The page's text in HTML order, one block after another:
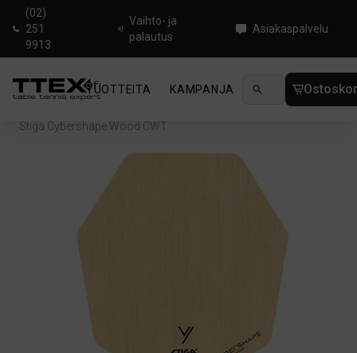
(02)
251
9913
Vaihto- ja
palautus
Asiakaspalvelu
TUOTTEITA KAMPANJA UUTUUDET
Stiga Cybershape Wood CWT